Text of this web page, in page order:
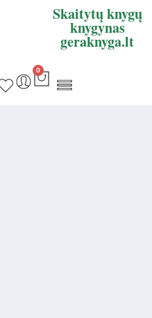
Skaitytų knygų
knygynas
geraknyga.lt
0